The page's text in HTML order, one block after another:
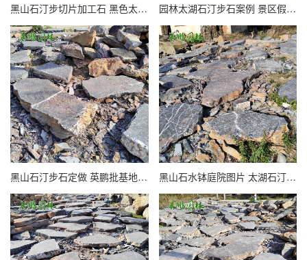
黑山石汀步切片加工石 黑色太湖石踏步石批发 公园草坪点缀踩步石 园林太湖石汀步石案例 景区假山石大型厂家 英鹏踏步湖石产地
黑山石汀步石定做 英鹏批基地批发公园草坪假山石材垫脚 踏步太湖石 黑山石水钵庭院图片 太湖石汀步石 竹林假山石造景案例踏步石厂家